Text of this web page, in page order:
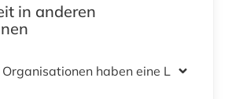
in anderen
haben eine Lizenz